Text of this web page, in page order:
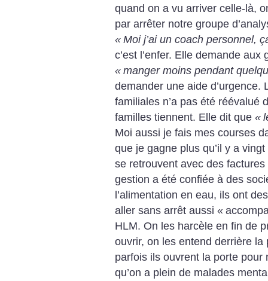
quand on a vu arriver celle-là,
par arrêter notre groupe
« Moi j’ai un coach personnel,
c’est l’enfer. Elle demande
« manger moins pendant
demander une aide d’urgence.
familiales n’a pas été réévalué
familles tiennent. Elle dit que «
Moi aussi je fais mes courses
que je gagne plus qu’il y a
se retrouvent avec des
gestion a été confiée à des
l’alimentation en eau, ils ont
aller sans arrêt aussi «
HLM. On les harcèle en fin de
ouvrir, on les entend derrière
parfois ils ouvrent la porte
qu’on a plein de malades